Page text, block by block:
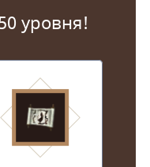
уровня!